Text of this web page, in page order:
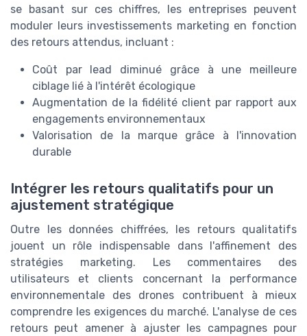
se basant sur ces chiffres, les entreprises peuvent
moduler leurs investissements marketing en fonction
des retours attendus, incluant :
Coût par lead diminué grâce à une meilleure
ciblage lié à l'intérêt écologique
Augmentation de la fidélité client par rapport aux
engagements environnementaux
Valorisation de la marque grâce à l'innovation
durable
Intégrer les retours qualitatifs pour un
ajustement stratégique
Outre les données chiffrées, les retours qualitatifs
jouent un rôle indispensable dans l'affinement des
stratégies marketing. Les commentaires des
utilisateurs et clients concernant la performance
environnementale des drones contribuent à mieux
comprendre les exigences du marché. L'analyse de ces
retours peut amener à ajuster les campagnes pour